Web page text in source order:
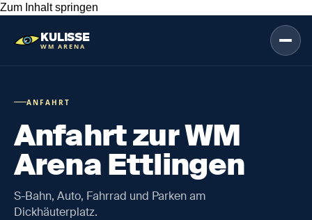
Zum Inhalt springen
KULISSE
WM ARENA
ANFAHRT
Anfahrt zur WM
Arena Ettlingen
S-Bahn, Auto, Fahrrad und Parken am
Dickhäuterplatz.